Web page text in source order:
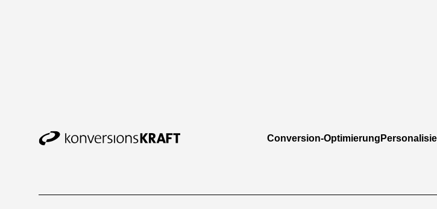
Conversion-Optimierung